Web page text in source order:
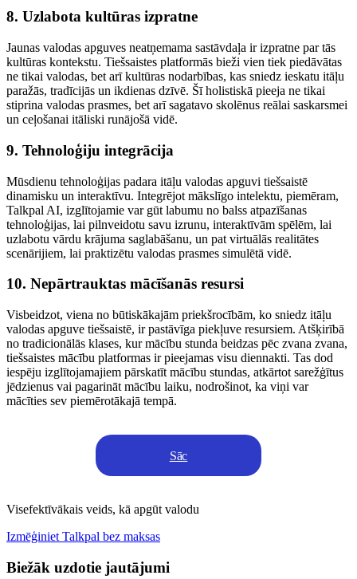
8. Uzlabota kultūras izpratne
Jaunas valodas apguves neatņemama sastāvdaļa ir izpratne par tās
kultūras kontekstu. Tiešsaistes platformās bieži vien tiek piedāvātas
ne tikai valodas, bet arī kultūras nodarbības, kas sniedz ieskatu itāļu
paražās, tradīcijās un ikdienas dzīvē. Šī holistiskā pieeja ne tikai
stiprina valodas prasmes, bet arī sagatavo skolēnus reālai saskarsmei
un ceļošanai itāliski runājošā vidē.
9. Tehnoloģiju integrācija
Mūsdienu tehnoloģijas padara itāļu valodas apguvi tiešsaistē
dinamisku un interaktīvu. Integrējot mākslīgo intelektu, piemēram,
Talkpal AI, izglītojamie var gūt labumu no balss atpazīšanas
tehnoloģijas, lai pilnveidotu savu izrunu, interaktīvām spēlēm, lai
uzlabotu vārdu krājuma saglabāšanu, un pat virtuālās realitātes
scenārijiem, lai praktizētu valodas prasmes simulētā vidē.
10. Nepārtrauktas mācīšanās resursi
Visbeidzot, viena no būtiskākajām priekšrocībām, ko sniedz itāļu
valodas apguve tiešsaistē, ir pastāvīga piekļuve resursiem. Atšķirībā
no tradicionālās klases, kur mācību stunda beidzas pēc zvana zvana,
tiešsaistes mācību platformas ir pieejamas visu diennakti. Tas dod
iespēju izglītojamajiem pārskatīt mācību stundas, atkārtot sarežģītus
jēdzienus vai pagarināt mācību laiku, nodrošinot, ka viņi var
mācīties sev piemērotākajā tempā.
Sāc
Visefektīvākais veids, kā apgūt valodu
Izmēģiniet Talkpal bez maksas
Biežāk uzdotie jautājumi